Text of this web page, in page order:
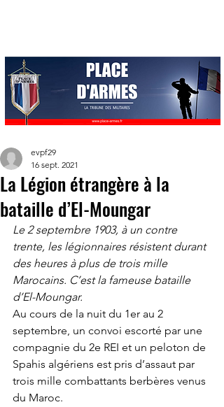
La Légion étrangère à la
bataille d’El-Moungar
evpf29
16 sept. 2021
Le 2 septembre 1903, à un contre
trente, les légionnaires résistent durant
des heures à plus de trois mille
Marocains. C’est la fameuse bataille
d’El-Moungar.
Au cours de la nuit du 1er au 2
septembre, un convoi escorté par une
compagnie du 2e REI et un peloton de
Spahis algériens est pris d’assaut par
trois mille combattants berbères venus
du Maroc.